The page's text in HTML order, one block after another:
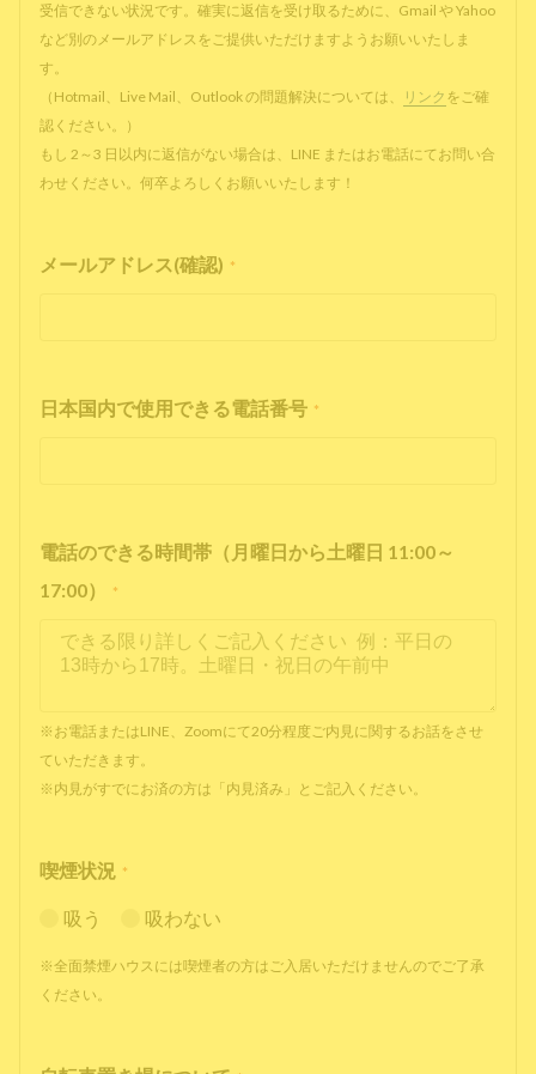
受信できない状況です。確実に返信を受け取るために、Gmail や Yahoo
など別のメールアドレスをご提供いただけますようお願いいたしま
す。
（Hotmail、Live Mail、Outlook の問題解決については、
リンク をご確
認ください。）
もし 2～3 日以内に返信がない場合は、LINE またはお電話にてお問い合
わせください。何卒よろしくお願いいたします！
メールアドレス(確認) *
日本国内で使用できる電話番号 *
電話のできる時間帯（月曜日から土曜日 11:00～
17:00）
*
※お電話またはLINE、Zoomにて20分程度ご内見に関するお話をさせ
ていただきます。
※内見がすでにお済の方は「内見済み」とご記入ください。
喫煙状況 *
吸う 吸わない
※全面禁煙ハウスには喫煙者の方はご入居いただけませんのでご了承
ください。